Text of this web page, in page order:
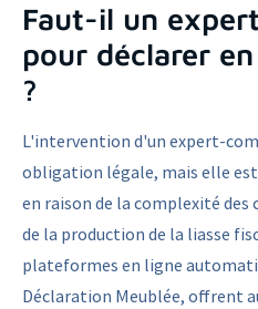
Faut-il un
pour déclarer
?
L'intervention d'un expert-
obligation légale, mais elle
en raison de la complexité
de la production de la liasse
plateformes en ligne
Déclaration Meublée, offrent